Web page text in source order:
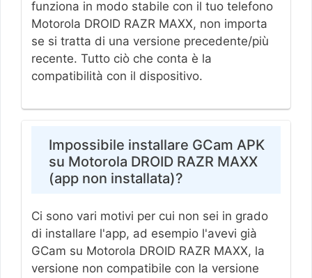
funziona in modo stabile con il tuo telefono
Motorola DROID RAZR MAXX, non importa
se si tratta di una versione precedente/più
recente. Tutto ciò che conta è la
compatibilità con il dispositivo.
Impossibile installare GCam APK
su Motorola DROID RAZR MAXX
(app non installata)?
Ci sono vari motivi per cui non sei in grado
di installare l'app, ad esempio l'avevi già
GCam su Motorola DROID RAZR MAXX, la
versione non compatibile con la versione